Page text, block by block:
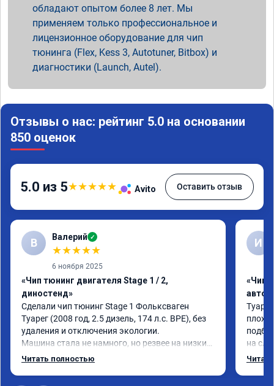
обладают опытом более 8 лет. Мы
применяем только профессиональное и
лицензионное оборудование для чип
тюнинга (Flex, Kess 3, Autotuner, Bitbox) и
диагностики (Launch, Autel).
Отзывы о нас: рейтинг 5.0 на основании
850 оценок
5.0 из 5★★★★★ Avito Оставить отзыв
В Валерий ✓
★★★★★
6 ноября 2025
«Чип тюнинг двигателя Stage 1 / 2,
диностенд»
Сделали чип тюнинг Stage 1 Фольксваген
Туарег (2008 год, 2.5 дизель, 174 л.с. BPE), без
удаления и отключения экологии.
Машина стала не намного, но резвее на низких
оборотах и на скорости после 100 км/ч при
Читать полностью
И
«Чип
плохо
на